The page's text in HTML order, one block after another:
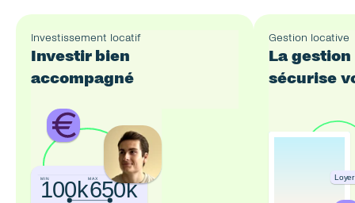
Investissement locatif
Investir bien
accompagné
MIN
100kMAX
650k
Gestion locative
La
sécurise